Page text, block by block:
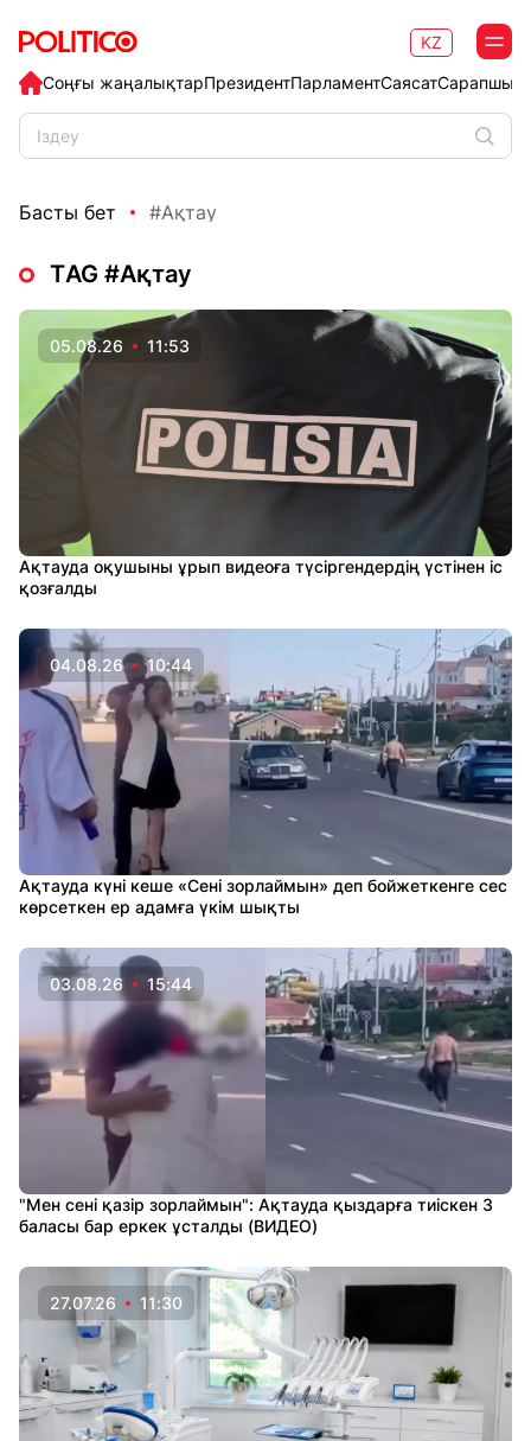
Соңғы жаңалықтарПрезидентПарламентСаясат
KZ
Басты бет #Ақтау
ТAG #Ақтау
05.08.26 11:53
Ақтауда оқушыны ұрып видеоға түсіргендердің үстінен іс
қозғалды
04.08.26 10:44
Ақтауда күні кеше «Сені зорлаймын» деп бойжеткенге сес
көрсеткен ер адамға үкім шықты
03.08.26 15:44
"Мен сені қазір зорлаймын": Ақтауда қыздарға тиіскен 3
баласы бар еркек ұсталды (ВИДЕО)
27.07.26 11:30